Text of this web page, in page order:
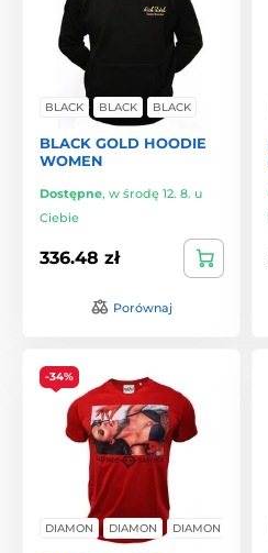
BLACK BLACK BLACK
BLACK GOLD HOODIE
WOMEN
Dostępne, w środę 12. 8. u
Ciebie
336.48 zł
Porównaj
-34%
DIAMON DIAMON DIAMON